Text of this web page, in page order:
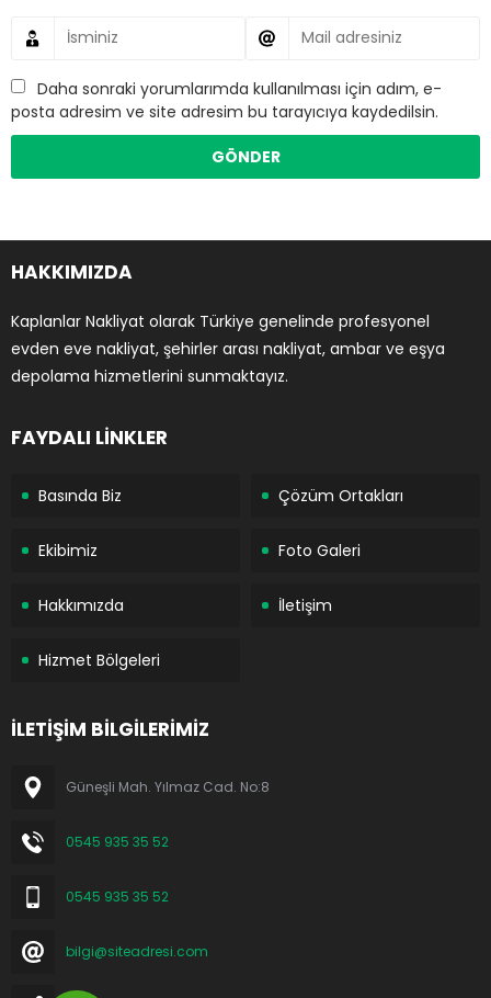
Daha sonraki yorumlarımda kullanılması için adım, e-
posta adresim ve site adresim bu tarayıcıya kaydedilsin.
HAKKIMIZDA
Kaplanlar Nakliyat olarak Türkiye genelinde profesyonel
evden eve nakliyat, şehirler arası nakliyat, ambar ve eşya
depolama hizmetlerini sunmaktayız.
FAYDALI LİNKLER
Basında Biz Çözüm Ortakları
Ekibimiz Foto Galeri
Hakkımızda İletişim
Hizmet Bölgeleri
İLETİŞİM BİLGİLERİMİZ
Güneşli Mah. Yılmaz Cad. No:8
0545 935 35 52
0545 935 35 52
bilgi@siteadresi.com